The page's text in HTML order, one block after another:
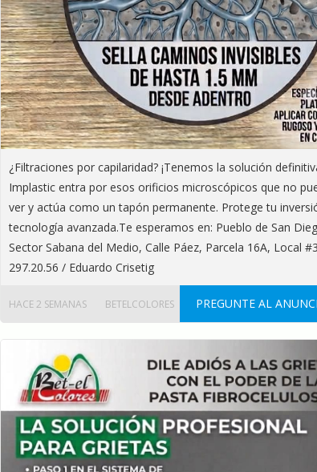
¿Filtraciones por capilaridad? ¡Tenemos la solución
Implastic entra por esos orificios microscópicos que no
ver y actúa como un tapón permanente. Protege tu
tecnología avanzada.Te esperamos en: Pueblo de San
Sector Sabana del Medio, Calle Páez, Parcela 16A, Local
297.20.56 / Eduardo Crisetig
PREGUNTE AL
HACE 2 SEMANAS BETELCOLORES